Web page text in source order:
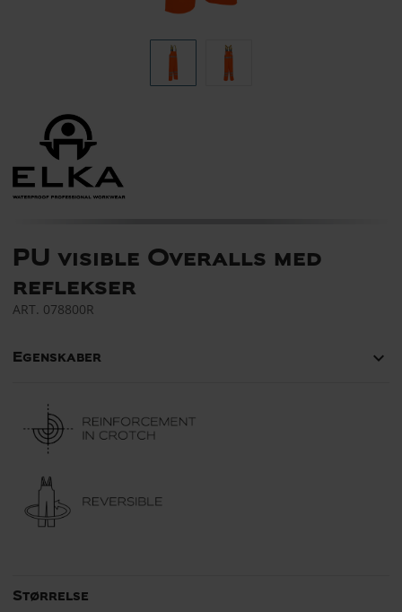
PU visible Overalls med
reflekser
ART. 078800R
Egenskaber keyboard_arrow_down
Størrelse